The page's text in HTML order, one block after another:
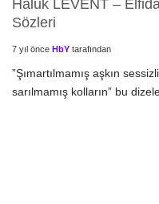
Haluk LEVENT –
Sözleri
7 yıl önce HbY tarafından
”Şımartılmamış aşkın
sarılmamış kolların” bu